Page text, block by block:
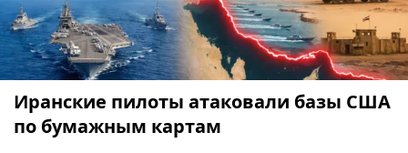
Иранские пилоты атаковали базы США
по бумажным картам